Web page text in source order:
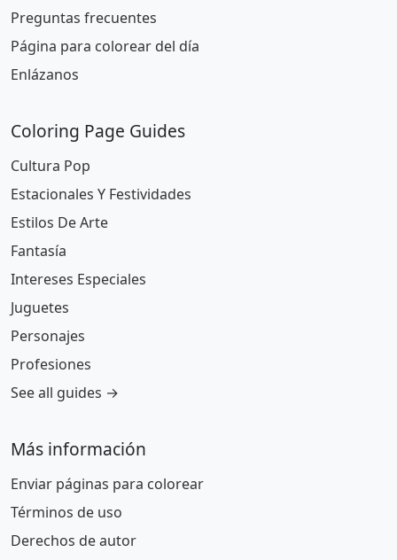
Preguntas frecuentes
Página para colorear del día
Enlázanos
Coloring Page Guides
Cultura Pop
Estacionales Y Festividades
Estilos De Arte
Fantasía
Intereses Especiales
Juguetes
Personajes
Profesiones
See all guides →
Más información
Enviar páginas para colorear
Términos de uso
Derechos de autor